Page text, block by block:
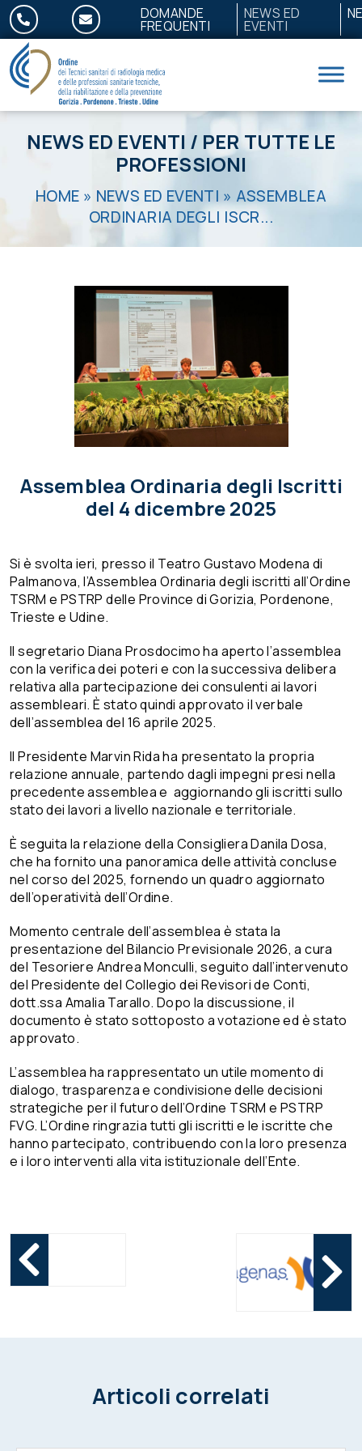
Salta al contenuto DOMANDE
FREQUENTI
NEWS ED
EVENTI
NEWS ED EVENTI / PER TUTTE LE
PROFESSIONI
HOME » NEWS ED EVENTI » ASSEMBLEA
ORDINARIA DEGLI ISCR...
Assemblea Ordinaria degli Iscritti
del 4 dicembre 2025
Si è svolta ieri, presso il Teatro Gustavo Modena di
Palmanova, l’Assemblea Ordinaria degli iscritti all’Ordine
TSRM e PSTRP delle Province di Gorizia, Pordenone,
Trieste e Udine.
Il segretario Diana Prosdocimo ha aperto l’assemblea
con la verifica dei poteri e con la successiva delibera
relativa alla partecipazione dei consulenti ai lavori
assembleari. È stato quindi approvato il verbale
dell’assemblea del 16 aprile 2025.
Il Presidente Marvin Rida ha presentato la propria
relazione annuale, partendo dagli impegni presi nella
precedente assemblea e aggiornando gli iscritti sullo
stato dei lavori a livello nazionale e territoriale.
È seguita la relazione della Consigliera Danila Dosa,
che ha fornito una panoramica delle attività concluse
nel corso del 2025, fornendo un quadro aggiornato
dell’operatività dell’Ordine.
Momento centrale dell’assemblea è stata la
presentazione del Bilancio Previsionale 2026, a cura
del Tesoriere Andrea Monculli, seguito dall’intervenuto
del Presidente del Collegio dei Revisori de Conti,
dott.ssa Amalia Tarallo. Dopo la discussione, il
documento è stato sottoposto a votazione ed è stato
approvato.
L’assemblea ha rappresentato un utile momento di
dialogo, trasparenza e condivisione delle decisioni
strategiche per il futuro dell’Ordine TSRM e PSTRP
FVG. L’Ordine ringrazia tutti gli iscritti e le iscritte che
hanno partecipato, contribuendo con la loro presenza
e i loro interventi alla vita istituzionale dell’Ente.
Articoli correlati